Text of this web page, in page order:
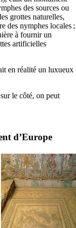
des sources ou
grottes naturelles,
des nymphes locales ;
à fournir un
artificielles
en réalité un luxueux
le côté, on peut
d’Europe